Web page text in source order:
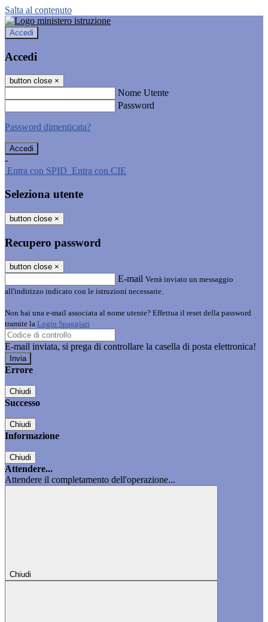
Salta al contenuto
Accedi
Accedi
button close ×
Nome Utente
Password
Password dimenticata?
-
Entra con SPID Entra con CIE
Seleziona utente
button close ×
Recupero password
button close ×
E-mail Verrà inviato un messaggio
all'indirizzo indicato con le istruzioni necessarie.
Non hai una e-mail associata al nome utente? Effettua il reset della password
tramite la Login Spaggiari
E-mail inviata, si prega di controllare la casella di posta elettronica!
Errore
Chiudi
Successo
Chiudi
Informazione
Chiudi
Attendere...
Attendere il completamento dell'operazione...
Chiudi